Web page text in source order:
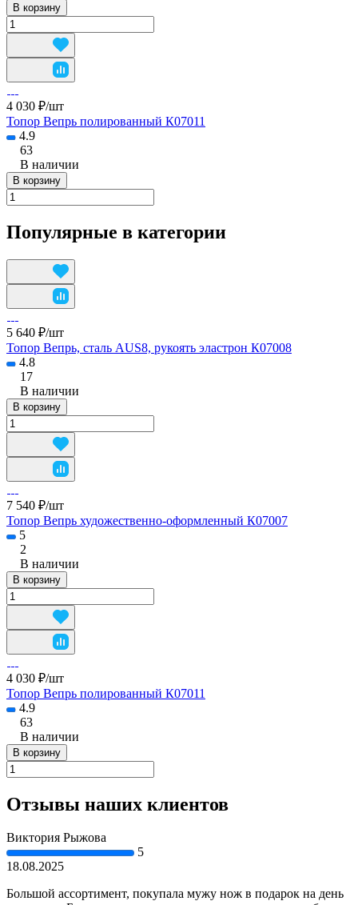
В корзину
4 030 ₽/шт
Топор Вепрь полированный К07011
4.9
63
В наличии
В корзину
Популярные в категории
5 640 ₽/шт
Топор Вепрь, сталь AUS8, рукоять эластрон К07008
4.8
17
В наличии
В корзину
7 540 ₽/шт
Топор Вепрь художественно-оформленный К07007
5
2
В наличии
В корзину
4 030 ₽/шт
Топор Вепрь полированный К07011
4.9
63
В наличии
В корзину
Отзывы наших клиентов
Виктория Рыжова
5
18.08.2025
Большой ассортимент, покупала мужу нож в подарок на день